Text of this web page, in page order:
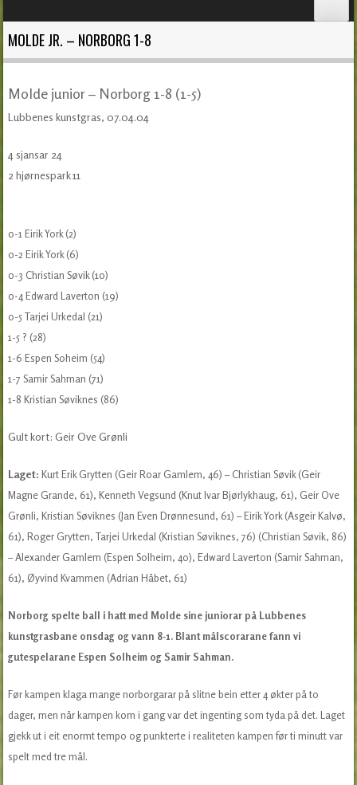
MOLDE JR. – NORBORG 1-8
Molde junior – Norborg 1-8 (1-5)
Lubbenes kunstgras, 07.04.04
4 sjansar 24
2 hjørnespark 11
0-1 Eirik York (2)
0-2 Eirik York (6)
0-3 Christian Søvik (10)
0-4 Edward Laverton (19)
0-5 Tarjei Urkedal (21)
1-5 ? (28)
1-6 Espen Soheim (54)
1-7 Samir Sahman (71)
1-8 Kristian Søviknes (86)
Gult kort: Geir Ove Grønli
Laget:Kurt Erik Grytten (Geir Roar Gamlem, 46) – Christian Søvik (Geir
Magne Grande, 61), Kenneth Vegsund (Knut Ivar Bjørlykhaug, 61), Geir Ove
Grønli, Kristian Søviknes (Jan Even Drønnesund, 61) – Eirik York (Asgeir Kalvø,
61), Roger Grytten, Tarjei Urkedal (Kristian Søviknes, 76) (Christian Søvik, 86)
– Alexander Gamlem (Espen Solheim, 40), Edward Laverton (Samir Sahman,
61), Øyvind Kvammen (Adrian Håbet, 61)
Norborg spelte ball i hatt med Molde sine juniorar på Lubbenes
kunstgrasbane onsdag og vann 8-1. Blant målscorarane fann vi
gutespelarane Espen Solheim og Samir Sahman.
Før kampen klaga mange norborgarar på slitne bein etter 4 økter på to
dager, men når kampen kom i gang var det ingenting som tyda på det. Laget
gjekk ut i eit enormt tempo og punkterte i realiteten kampen før ti minutt var
spelt med tre mål.